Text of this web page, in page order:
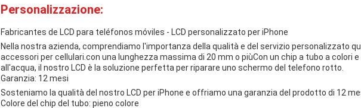
Personalizzazione:
Fabricantes de LCD para teléfonos móviles - LCD personalizzato per iPhone
Nella nostra azienda, comprendiamo l'importanza della qualità e del servizio personalizzato
accessori per cellulari.con una lunghezza massima di 20 mm o piùCon un chip a tubo a colori
all'acqua, il nostro LCD è la soluzione perfetta per riparare uno schermo del telefono rotto.
Garanzia: 12 mesi
Sosteniamo la qualità del nostro LCD per iPhone e offriamo una garanzia del prodotto di 12
Colore del chip del tubo: pieno colore